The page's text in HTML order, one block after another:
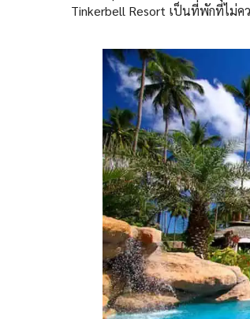
Tinkerbell Resort เป็นที่พักที่ไม่